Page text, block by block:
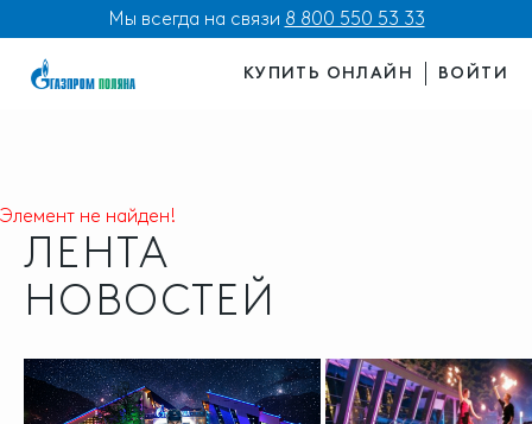
Мы всегда на связи 8 800 550 53 33
КУПИТЬ ОНЛАЙН ВОЙТИ
Элемент не найден!
ЛЕНТА
НОВОСТЕЙ